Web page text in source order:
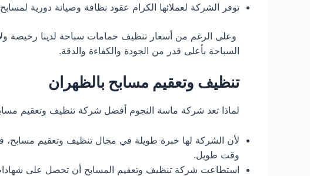
توفر الشركة لعملائها الكرام عقود نظافة وصيانة دورية
وعلى الرغم من أسعار تنظيف حمامات سباحة لدينا رخيصة ولا
السباحة بأعلى قدر من الجودة والكفاءة والدقة.
تنظيف وتعقيم مسابح بالظهران
لماذا تعد شركة ماسة النجوم أفضل شركة تنظيف وتعقيم
لأن الشركة لها خبرة طويلة في مجال تنظيف وتعقيم
وقت طويل.
استطاعت شركة تنظيف وتعقيم المسابح أن تحصل على شهادات